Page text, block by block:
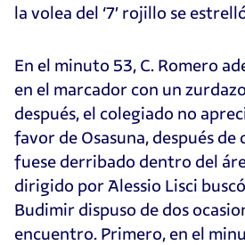
la volea del ‘7’ rojillo se
En el minuto 53, C. Romero
en el marcador con un
después, el colegiado no
favor de Osasuna, después de
fuese derribado dentro del
dirigido por Alessio Lisci
Budimir dispuso de dos
encuentro. Primero, en el